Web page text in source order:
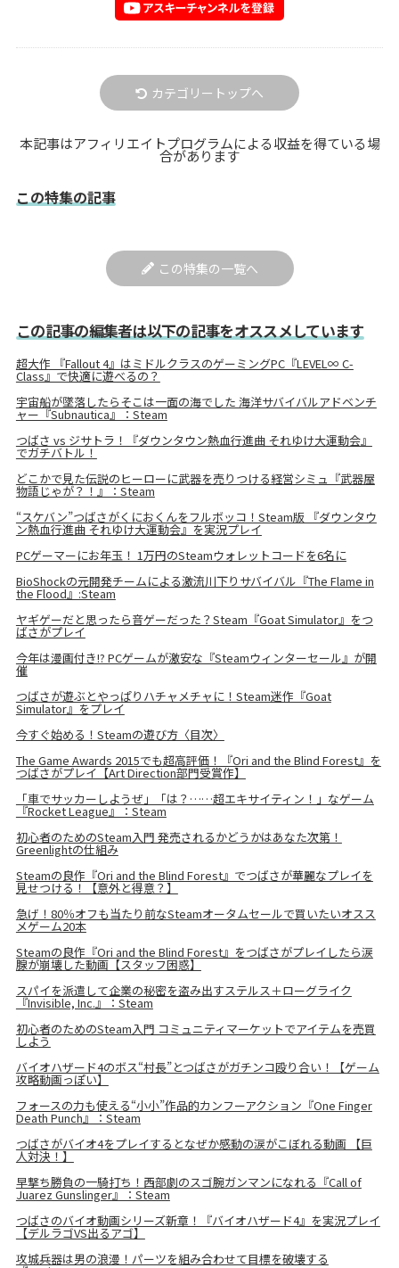
カテゴリートップへ
本記事はアフィリエイトプログラムによる収益を得ている場
合があります
この特集の記事
この特集の一覧へ
この記事の編集者は以下の記事をオススメしています
超大作 『Fallout 4』はミドルクラスのゲーミングPC『LEVEL∞ C-
Class』で快適に遊べるの？
宇宙船が墜落したらそこは一面の海でした 海洋サバイバルアドベンチ
ャー『Subnautica』：Steam
つばさ vs ジサトラ！『ダウンタウン熱血行進曲 それゆけ大運動会』
でガチバトル！
どこかで見た伝説のヒーローに武器を売りつける経営シミュ『武器屋
物語じゃが？！』：Steam
“スケバン”つばさがくにおくんをフルボッコ！Steam版 『ダウンタウ
ン熱血行進曲 それゆけ大運動会』を実況プレイ
PCゲーマーにお年玉！ 1万円のSteamウォレットコードを6名に
BioShockの元開発チームによる激流川下りサバイバル『The Flame in
the Flood』:Steam
ヤギゲーだと思ったら音ゲーだった？Steam『Goat Simulator』をつ
ばさがプレイ
今年は漫画付き!? PCゲームが激安な『Steamウィンターセール』が開
催
つばさが遊ぶとやっぱりハチャメチャに！Steam迷作『Goat
Simulator』をプレイ
今すぐ始める！Steamの遊び方〈目次〉
The Game Awards 2015でも超高評価！『Ori and the Blind Forest』を
つばさがプレイ【Art Direction部門受賞作】
「車でサッカーしようぜ」「は？……超エキサイティン！」なゲーム
『Rocket League』：Steam
初心者のためのSteam入門 発売されるかどうかはあなた次第！
Greenlightの仕組み
Steamの良作『Ori and the Blind Forest』でつばさが華麗なプレイを
見せつける！【意外と得意？】
急げ！80％オフも当たり前なSteamオータムセールで買いたいオスス
メゲーム20本
Steamの良作『Ori and the Blind Forest』をつばさがプレイしたら涙
腺が崩壊した動画【スタッフ困惑】
スパイを派遣して企業の秘密を盗み出すステルス＋ローグライク
『Invisible, Inc.』：Steam
初心者のためのSteam入門 コミュニティマーケットでアイテムを売買
しよう
バイオハザード4のボス“村長”とつばさがガチンコ殴り合い！【ゲーム
攻略動画っぽい】
フォースの力も使える“小小”作品的カンフーアクション『One Finger
Death Punch』：Steam
つばさがバイオ4をプレイするとなぜか感動の涙がこぼれる動画 【巨
人対決！】
早撃ち勝負の一騎打ち！西部劇のスゴ腕ガンマンになれる『Call of
Juarez Gunslinger』：Steam
つばさのバイオ動画シリーズ新章！『バイオハザード4』を実況プレイ
【デルラゴVS出るアゴ】
攻城兵器は男の浪漫！パーツを組み合わせて目標を破壊する